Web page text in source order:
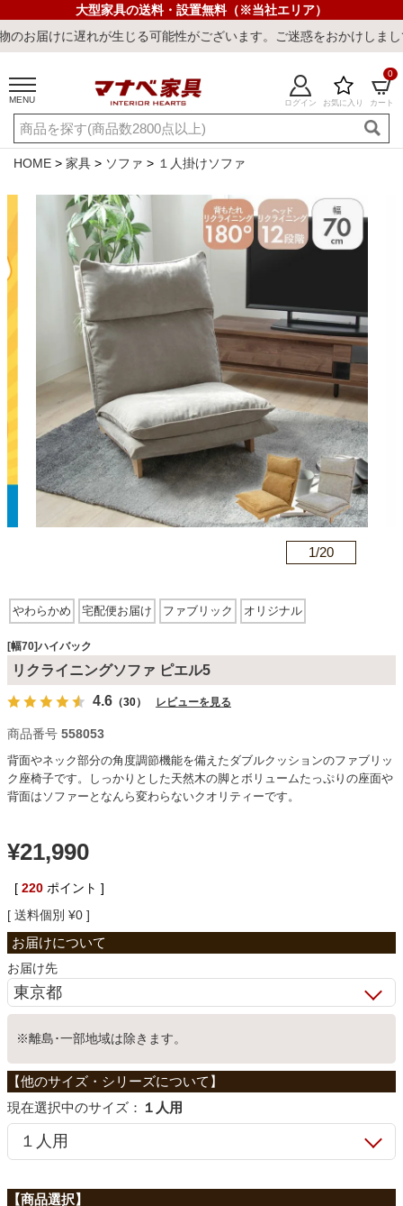
大型家具の送料・設置無料（※当社エリア）
じる可能性がございます。ご迷惑をおかけしまして誠に申し訳ご
MENU ログイン お気に入り カート
0
ご利用ガイド 新規会員登録
店舗一覧 閲覧履歴
キーワード・商品番号で探す
最短発送 冷感ラグ 冷感寝具 ワークデスク ウィルトンラ
カテゴリから探す
ダイニングテーブル・セット
椅子・チェア
食器棚・キッチン収納
収納家具
こたつ
寝具
HOME 家具 ソファ １人掛けソファ
1/20
宅配便お届け ファブリック オリジナル
お客様組み立て商品
やわらかめ
[幅70]ハイバック
リクライニングソファ ピエル5
4.6 （30） レビューを見る
商品番号 558053
背面やネック部分の角度調節機能を備えたダブルクッションのファブリッ
ク座椅子です。しっかりとした天然木の脚とボリュームたっぷりの座面や
背面はソファーとなんら変わらないクオリティーです。
¥21,990
[ 220 ポイント ]
送料個別 ¥0
お届け先
※離島･一部地域は除きます。
サイズ： １人用